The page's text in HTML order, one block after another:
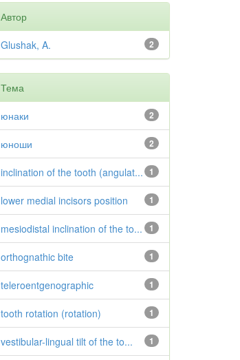
Автор
2
Glushak, A.
Тема
2
юнаки
2
юноши
1
inclination of the tooth (angulat...
1
lower medial incisors position
1
mesiodistal inclination of the to...
1
orthognathic bite
1
teleroentgenographic
1
tooth rotation (rotation)
1
vestibular-lingual tilt of the to...